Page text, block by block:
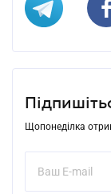
Щопонеділка